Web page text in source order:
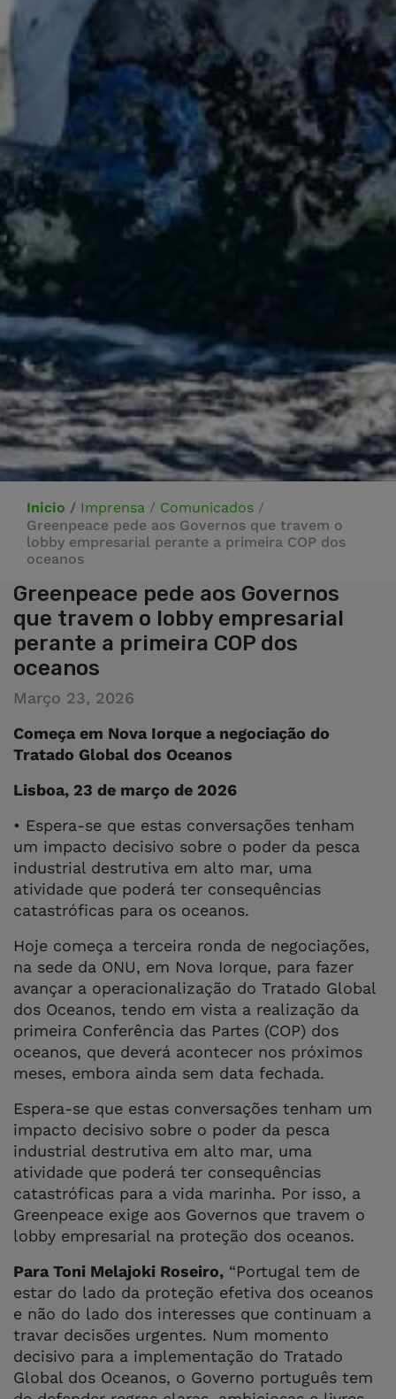
Inicio / Imprensa / Comunicados /
Greenpeace pede aos Governos que travem o
lobby empresarial perante a primeira COP dos
oceanos
Greenpeace pede aos Governos
que travem o lobby empresarial
perante a primeira COP dos
oceanos
Março 23, 2026
Começa em Nova Iorque a negociação do
Tratado Global dos Oceanos
Lisboa, 23 de março de 2026
• Espera-se que estas conversações tenham
um impacto decisivo sobre o poder da pesca
industrial destrutiva em alto mar, uma
atividade que poderá ter consequências
catastróficas para os oceanos.
Hoje começa a terceira ronda de negociações,
na sede da ONU, em Nova Iorque, para fazer
avançar a operacionalização do Tratado Global
dos Oceanos, tendo em vista a realização da
primeira Conferência das Partes (COP) dos
oceanos, que deverá acontecer nos próximos
meses, embora ainda sem data fechada.
Espera-se que estas conversações tenham um
impacto decisivo sobre o poder da pesca
industrial destrutiva em alto mar, uma
atividade que poderá ter consequências
catastróficas para a vida marinha. Por isso, a
Greenpeace exige aos Governos que travem o
lobby empresarial na proteção dos oceanos.
Para Toni Melajoki Roseiro, “Portugal tem de
estar do lado da proteção efetiva dos oceanos
e não do lado dos interesses que continuam a
travar decisões urgentes. Num momento
decisivo para a implementação do Tratado
Global dos Oceanos, o Governo português tem